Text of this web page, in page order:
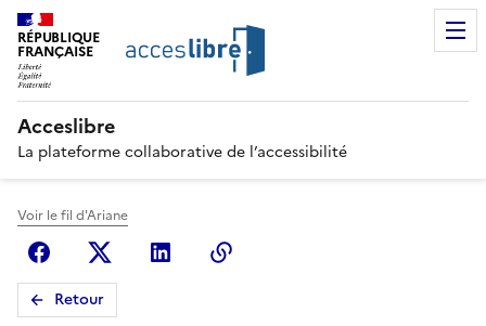
RÉPUBLIQUE
FRANÇAISE
Acceslibre
La plateforme collaborative de l’accessibilité
Voir le fil d'Ariane
FacebookX (anciennement Twitter)
Linkedin
Retour